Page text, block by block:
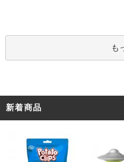
も
新着商品